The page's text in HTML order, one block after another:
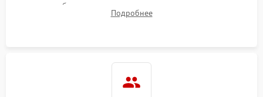
жалоб на отсутствие слива, нагрева, вращения
разбрызгивателей или срабатывание системы защиты
Подробнее